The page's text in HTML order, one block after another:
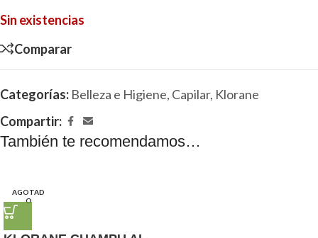
Sin existencias
Comparar
Categorías: Belleza e Higiene, Capilar, Klorane
Compartir:
También te recomendamos…
AGOTAD
O